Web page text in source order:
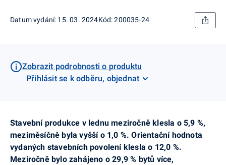
Datum vydání: 15. 03. 2024Kód: 200035-24
Zobrazit podrobnosti o produktu
Přihlásit se k odběru, objednat
Stavební produkce v lednu meziročně klesla o 5,9 %,
meziměsíčně byla vyšší o 1,0 %. Orientační hodnota
vydaných stavebních povolení klesla o 12,0 %.
Meziročně bylo zahájeno o 29,9 % bytů více,